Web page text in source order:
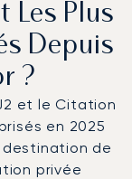
Les Plus
Depuis
?
et le Citation
en 2025
de
privée